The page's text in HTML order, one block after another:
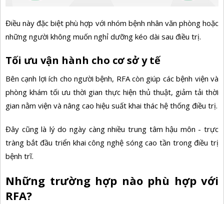
Điều này đặc biệt phù hợp với nhóm bệnh nhân văn phòng hoặc
những người không muốn nghỉ dưỡng kéo dài sau điều trị.
Tối ưu vận hành cho cơ sở y tế
Bên cạnh lợi ích cho người bệnh, RFA còn giúp các bệnh viện và
phòng khám tối ưu thời gian thực hiện thủ thuật, giảm tải thời
gian nằm viện và nâng cao hiệu suất khai thác hệ thống điều trị.
Đây cũng là lý do ngày càng nhiều trung tâm hậu môn - trực
tràng bắt đầu triển khai công nghệ sóng cao tần trong điều trị
bệnh trĩ.
Những trường hợp nào phù hợp với
RFA?